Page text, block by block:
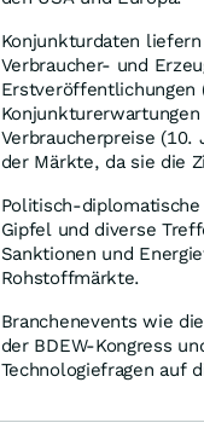
Konjunkturdaten
Verbraucher- und
Erstveröffentlichungen
Verbraucherpreise
der Märkte, da sie die
Politisch-
Gipfel und diverse
Sanktionen und
Rohstoffmärkte.
Branchenevents wie
der BDEW-Kongress
Technologiefragen auf